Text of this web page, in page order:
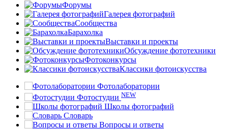
Форумы
Галерея фотографий
Сообщества
Барахолка
Выставки и проекты
Обсуждение фототехники
Фотоконкурсы
Классики фотоискусства
Фотолаборатории
Фотостудии NEW
Школы фотографий
Словарь
Вопросы и ответы